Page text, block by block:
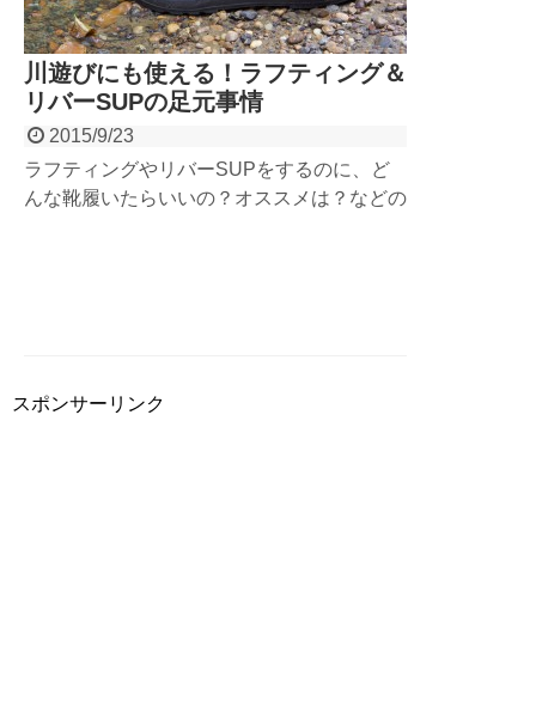
川遊びにも使える！ラフティング＆
リバーSUPの足元事情
2015/9/23
ラフティングやリバーSUPをするのに、ど
んな靴履いたらいいの？オススメは？などの
スポンサーリンク